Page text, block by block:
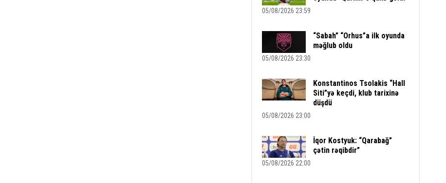
05/08/2026 23:59
“Sabah” “Orhus”a ilk oyunda
məğlub oldu
05/08/2026 23:30
Konstantinos Tsolakis “Hall
Siti”yə keçdi, klub tarixinə
düşdü
05/08/2026 23:00
İqor Kostyuk: “Qarabağ”
çətin rəqibdir”
05/08/2026 22:00